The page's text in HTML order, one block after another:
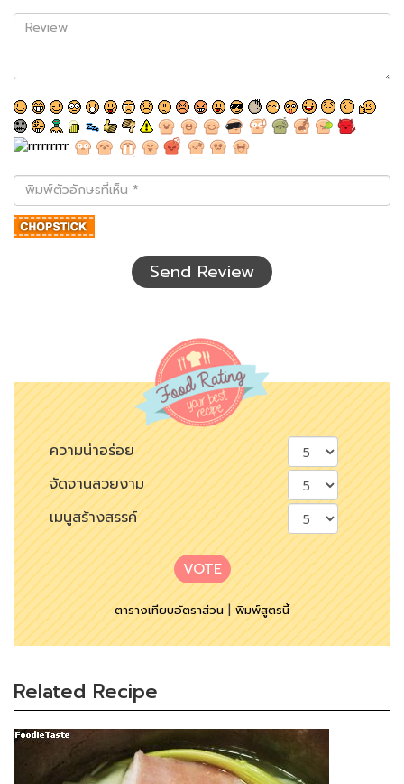
Review
พิมพ์
ตัว
อักษร
ที่
Send Review
ความน่าอร่อย
จัดจานสวยงาม
เมนูสร้างสรรค์
VOTE
ตารางเทียบอัตราส่วน|พิมพ์สูตรนี้
Related Recipe